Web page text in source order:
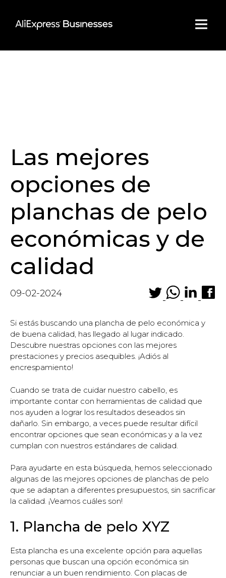
content
Las mejores
opciones de
planchas de pelo
económicas y de
calidad
09-02-2024
Si estás buscando una plancha de pelo económica y
de buena calidad, has llegado al lugar indicado.
Descubre nuestras opciones con las mejores
prestaciones y precios asequibles. ¡Adiós al
encrespamiento!
Cuando se trata de cuidar nuestro cabello, es
importante contar con herramientas de calidad que
nos ayuden a lograr los resultados deseados sin
dañarlo. Sin embargo, a veces puede resultar difícil
encontrar opciones que sean económicas y a la vez
cumplan con nuestros estándares de calidad.
Para ayudarte en esta búsqueda, hemos seleccionado
algunas de las mejores opciones de planchas de pelo
que se adaptan a diferentes presupuestos, sin sacrificar
la calidad. ¡Veamos cuáles son!
1. Plancha de pelo XYZ
Esta plancha es una excelente opción para aquellas
personas que buscan una opción económica sin
renunciar a un buen rendimiento. Con placas de